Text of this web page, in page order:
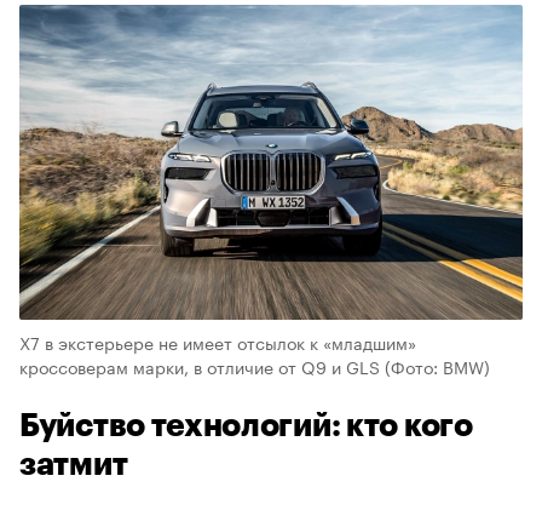
X7 в экстерьере не имеет отсылок к «младшим»
кроссоверам марки, в отличие от Q9 и GLS (Фото: BMW)
Буйство технологий: кто кого
затмит